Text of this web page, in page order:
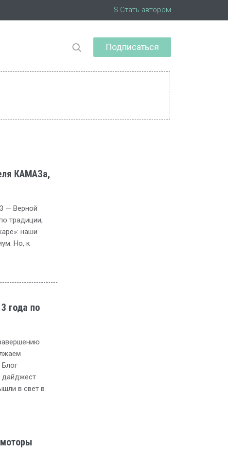
$ Стать автором
Подписаться
КАМАЗа,
— Верной
традиции,
наши
Но, к
года по
дайджест
в свет в